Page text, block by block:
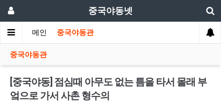
중국야동넷
메인 중국야동관
중국야동관
[중국야동] 점심때 아무도 없는 틈을 타서 몰래 부
엌으로 가서 사촌 형수의